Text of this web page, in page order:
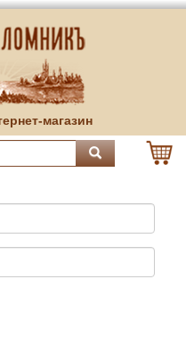
магазин